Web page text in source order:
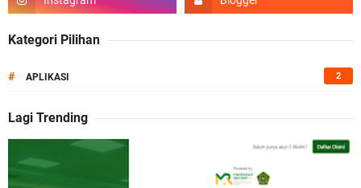
Kategori Pilihan
# APLIKASI 2
Lagi Trending